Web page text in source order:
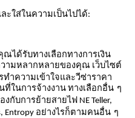
ะใส่ในความเป็นไปได้:
ได้รับทางเลือกทางการเงิน
วามหลากหลายของคุณ เว็บไซต์
ำความเข้าใจและวีซ่าราคา
ที่ในการจ้างงานทางเลือกอื่น ๆ
งกับการย้ายสายไฟ NE Teller,
Entropy อย่างไรก็ตามคนอื่น ๆ